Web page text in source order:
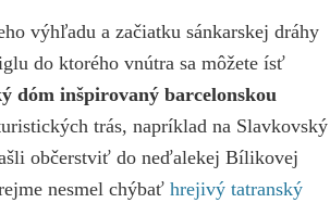
výhľadu a začiatku sánkarskej dráhy
do ktorého vnútra sa môžete ísť
dóm inšpirovaný barcelonskou
trás, napríklad na Slavkovský
občerstviť do neďalekej Bílikovej
nesmel chýbať hrejivý tatranský